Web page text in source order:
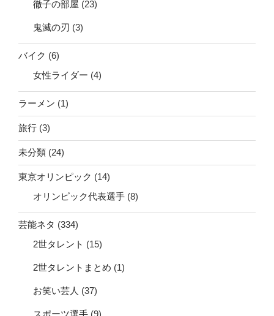
徹子の部屋 (23)
鬼滅の刃 (3)
バイク (6)
女性ライダー (4)
ラーメン (1)
旅行 (3)
未分類 (24)
東京オリンピック (14)
オリンピック代表選手 (8)
芸能ネタ (334)
2世タレント (15)
2世タレントまとめ (1)
お笑い芸人 (37)
スポーツ選手 (9)